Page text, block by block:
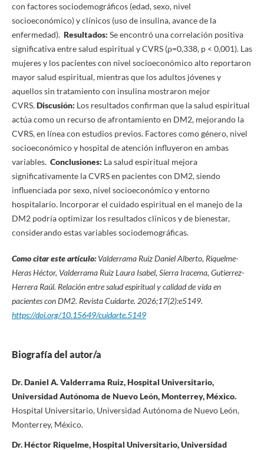
con factores sociodemográficos (edad, sexo, nivel
socioeconómico) y clínicos (uso de insulina, avance de la
enfermedad). Resultados: Se encontró una correlación positiva
significativa entre salud espiritual y CVRS (ρ=0,338, p < 0,001). Las
mujeres y los pacientes con nivel socioeconómico alto reportaron
mayor salud espiritual, mientras que los adultos jóvenes y
aquellos sin tratamiento con insulina mostraron mejor
CVRS.Discusión: Los resultados confirman que la salud espiritual
actúa como un recurso de afrontamiento en DM2, mejorando la
CVRS, en línea con estudios previos. Factores como género, nivel
socioeconómico y hospital de atención influyeron en ambas
variables. Conclusiones: La salud espiritual mejora
significativamente la CVRS en pacientes con DM2, siendo
influenciada por sexo, nivel socioeconómico y entorno
hospitalario. Incorporar el cuidado espiritual en el manejo de la
DM2 podría optimizar los resultados clínicos y de bienestar,
considerando estas variables sociodemográficas.
Como citar este artículo:Valderrama Ruiz Daniel Alberto, Riquelme-
Heras Héctor, Valderrama Ruiz Laura Isabel, Sierra Iracema, Gutierrez-
Herrera Raúl. Relación entre salud espiritual y calidad de vida en
pacientes con DM2. Revista Cuidarte. 2026;17(2):e5149.
https://doi.org/10.15649/cuidarte.5149
Biografía del autor/a
Dr. Daniel A. Valderrama Ruiz, Hospital Universitario,
Universidad Autónoma de Nuevo León, Monterrey, México.
Hospital Universitario, Universidad Autónoma de Nuevo León,
Monterrey, México.
Dr. Héctor Riquelme, Hospital Universitario, Universidad